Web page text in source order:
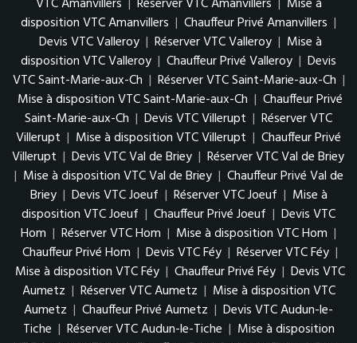
disposition VTC Amanvillers | Chauffeur Privé Amanvillers |
Devis VTC Valleroy | Réserver VTC Valleroy | Mise à
disposition VTC Valleroy | Chauffeur Privé Valleroy | Devis
VTC Saint-Marie-aux-Ch | Réserver VTC Saint-Marie-aux-Ch |
Mise à disposition VTC Saint-Marie-aux-Ch | Chauffeur Privé
Saint-Marie-aux-Ch | Devis VTC Villerupt | Réserver VTC
Villerupt | Mise à disposition VTC Villerupt | Chauffeur Privé
Villerupt | Devis VTC Val de Briey | Réserver VTC Val de Briey
| Mise à disposition VTC Val de Briey | Chauffeur Privé Val de
Briey | Devis VTC Joeuf | Réserver VTC Joeuf | Mise à
disposition VTC Joeuf | Chauffeur Privé Joeuf | Devis VTC
Hom | Réserver VTC Hom | Mise à disposition VTC Hom |
Chauffeur Privé Hom | Devis VTC Féy | Réserver VTC Féy |
Mise à disposition VTC Féy | Chauffeur Privé Féy | Devis VTC
Aumetz | Réserver VTC Aumetz | Mise à disposition VTC
Aumetz | Chauffeur Privé Aumetz | Devis VTC Audun-le-
Tiche | Réserver VTC Audun-le-Tiche | Mise à disposition